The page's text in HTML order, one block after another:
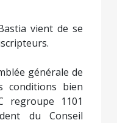
vient de se
générale de
conditions bien
regroupe 1101
du Conseil